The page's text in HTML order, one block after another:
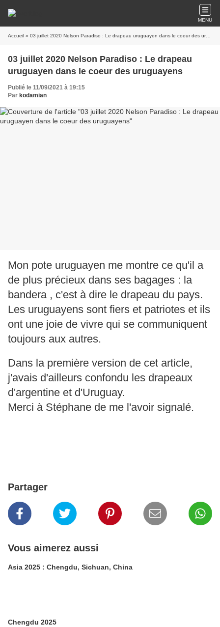
MENU
Accueil » 03 juillet 2020 Nelson Paradiso : Le drapeau uruguayen dans le coeur des uruguayens
03 juillet 2020 Nelson Paradiso : Le drapeau
uruguayen dans le coeur des uruguayens
Publié le 11/09/2021 à 19:15
Par kodamian
Mon pote uruguayen me montre ce qu'il a
de plus précieux dans ses bagages : la
bandera , c'est à dire le drapeau du pays.
Les uruguayens sont fiers et patriotes et ils
ont une joie de vivre qui se communiquent
toujours aux autres.
Dans la première version de cet article,
j'avais d'ailleurs confondu les drapeaux
d'argentine et d'Uruguay.
Merci à Stéphane de me l'avoir signalé.
Partager
Vous aimerez aussi
Asia 2025 : Chengdu, Sichuan, China
Chengdu 2025